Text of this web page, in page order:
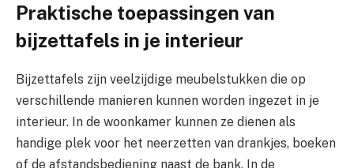
Praktische toepassingen van
bijzettafels in je interieur
Bijzettafels zijn veelzijdige meubelstukken die op
verschillende manieren kunnen worden ingezet in je
interieur. In de woonkamer kunnen ze dienen als
handige plek voor het neerzetten van drankjes, boeken
of de afstandsbediening naast de bank. In de